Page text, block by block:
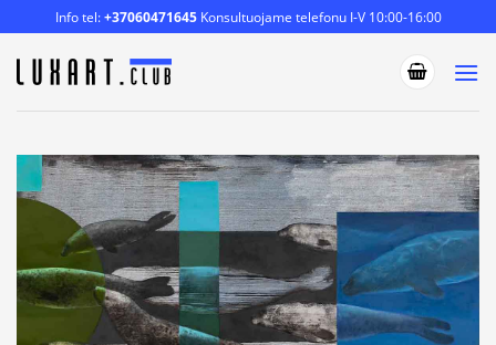
to
content
Info tel:+37060471645Konsultuojame telefonu I-V 10:00-16:00